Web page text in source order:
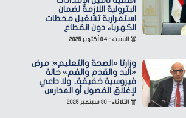
البترولية اللازمة لضمان
استمرارية تشغيل محطات
الكهرباء دون انقطاع
السبت - ٠٤ أكتوبر ٢٠٢٥
وزارتا «الصحة والتعليم»: مرض
«اليد والقدم والفم» حالة
فيروسية خفيفة.. ولا داعي
لإغلاق الفصول أو المدارس
الثلاثاء - ٣٠ سبتمبر ٢٠٢٥